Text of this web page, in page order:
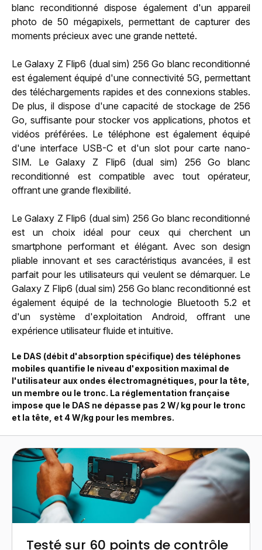
blanc reconditionné dispose également d'un appareil
photo de 50 mégapixels, permettant de capturer des
moments précieux avec une grande netteté.
Le Galaxy Z Flip6 (dual sim) 256 Go blanc reconditionné
est également équipé d'une connectivité 5G, permettant
des téléchargements rapides et des connexions stables.
De plus, il dispose d'une capacité de stockage de 256
Go, suffisante pour stocker vos applications, photos et
vidéos préférées. Le téléphone est également équipé
d'une interface USB-C et d'un slot pour carte nano-
SIM. Le Galaxy Z Flip6 (dual sim) 256 Go blanc
reconditionné est compatible avec tout opérateur,
offrant une grande flexibilité.
Le Galaxy Z Flip6 (dual sim) 256 Go blanc reconditionné
est un choix idéal pour ceux qui cherchent un
smartphone performant et élégant. Avec son design
pliable innovant et ses caractéristiqus avancées, il est
parfait pour les utilisateurs qui veulent se démarquer. Le
Galaxy Z Flip6 (dual sim) 256 Go blanc reconditionné est
également équipé de la technologie Bluetooth 5.2 et
d'un système d'exploitation Android, offrant une
expérience utilisateur fluide et intuitive.
Le DAS (débit d'absorption spécifique) des téléphones
mobiles quantifie le niveau d'exposition maximal de
l'utilisateur aux ondes électromagnétiques, pour la tête,
un membre ou le tronc. La réglementation française
impose que le DAS ne dépasse pas 2 W/ kg pour le tronc
et la tête, et 4 W/kg pour les membres.
Testé sur 60 points de contrôle